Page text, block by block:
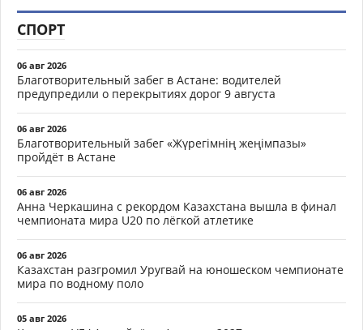
СПОРТ
06 авг 2026
Благотворительный забег в Астане: водителей
предупредили о перекрытиях дорог 9 августа
06 авг 2026
Благотворительный забег «Жүрегімнің жеңімпазы»
пройдёт в Астане
06 авг 2026
Анна Черкашина с рекордом Казахстана вышла в финал
чемпионата мира U20 по лёгкой атлетике
06 авг 2026
Казахстан разгромил Уругвай на юношеском чемпионате
мира по водному поло
05 авг 2026